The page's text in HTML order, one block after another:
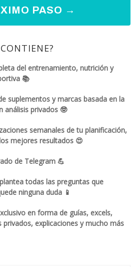
PASO →
del entrenamiento, nutrición y
📚
suplementos y marcas basada en la
análisis privados 🤓
semanales de tu planificación,
mejores resultados 😍
de Telegram 💪
todas las preguntas que
ninguna duda 📱
en forma de guías, excels,
privados, explicaciones y mucho más